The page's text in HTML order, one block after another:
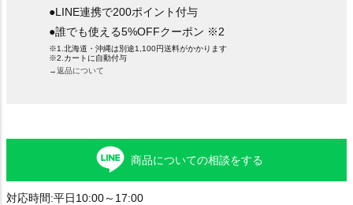
●LINE連携で200ポイント付与
●誰でも使える5%OFFクーポン ※2
※1.北海道・沖縄は別途1,100円送料がかかります
※2.カートに自動付与
→返品について
商品についての相談をする
対応時間:平日10:00～17:00